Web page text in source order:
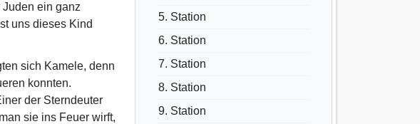
5. Station
6. Station
7. Station
8. Station
9. Station
Juden ein ganz
uns dieses Kind
sich Kamele, denn
konnten.
der Sterndeuter
sie ins Feuer wirft,